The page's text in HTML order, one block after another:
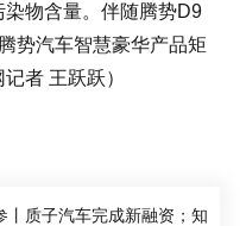
物含量。伴随腾势D9
势汽车智慧豪华产品矩
者 王跃跃）
丨质子汽车完成新融资；知